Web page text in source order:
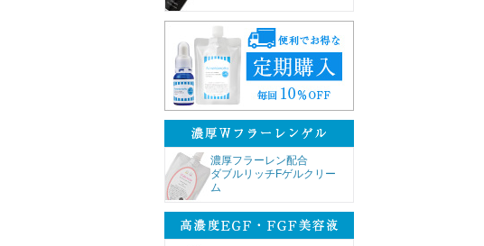
濃厚フラーレン配合
ダブルリッチFゲルクリー
ム